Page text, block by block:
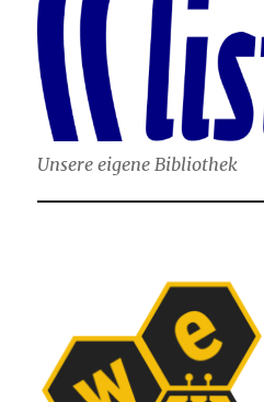
Unsere eigene Bibliothek